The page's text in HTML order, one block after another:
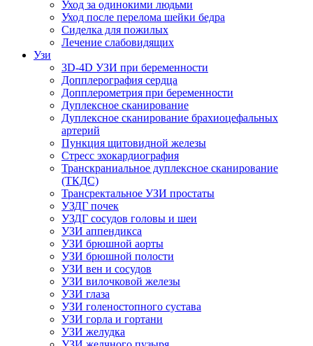
Уход за одинокими людьми
Уход после перелома шейки бедра
Сиделка для пожилых
Лечение слабовидящих
Узи
3D-4D УЗИ при беременности
Допплерография сердца
Допплерометрия при беременности
Дуплексное сканирование
Дуплексное сканирование брахиоцефальных
артерий
Пункция щитовидной железы
Стресс эхокардиография
Транскраниальное дуплексное сканирование
(ТКДС)
Трансректальное УЗИ простаты
УЗДГ почек
УЗДГ сосудов головы и шеи
УЗИ аппендикса
УЗИ брюшной аорты
УЗИ брюшной полости
УЗИ вен и сосудов
УЗИ вилочковой железы
УЗИ глаза
УЗИ голеностопного сустава
УЗИ горла и гортани
УЗИ желудка